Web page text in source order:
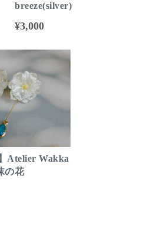
breeze(silver)
¥3,000
Atelier Wakka
の花